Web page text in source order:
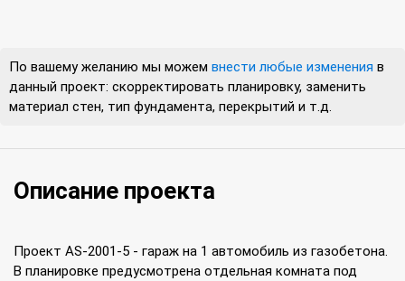
По вашему желанию мы можем внести любые изменения в
данный проект: скорректировать планировку, заменить
материал стен, тип фундамента, перекрытий и т.д.
Описание проекта
Проект AS-2001-5 - гараж на 1 автомобиль из газобетона.
В планировке предусмотрена отдельная комната под